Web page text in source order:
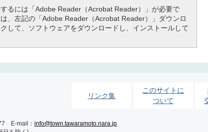
るには「Adobe Reader（Acrobat Reader）」が必要で
、左記の「Adobe Reader（Acrobat Reader）」ダウンロ
して、ソフトウェアをダウンロードし、インストールして
リンク集
このサイトに
ついて
E-mail： info@town.tawaramoto.nara.jp